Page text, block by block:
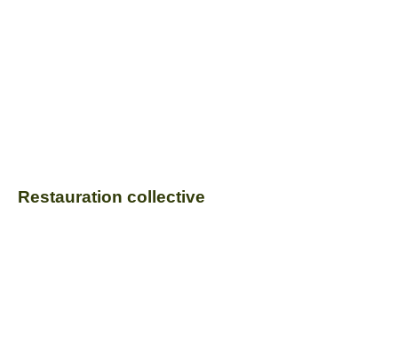
Restauration collective